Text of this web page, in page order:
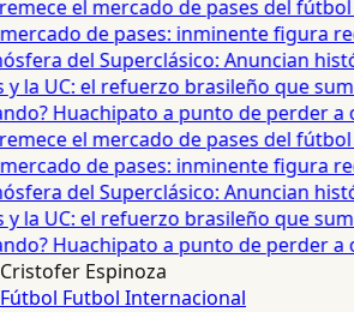
el mercado de pases del fútbol
de pases: inminente figura
del Superclásico: Anuncian
UC: el refuerzo brasileño que sumó
Huachipato a punto de perder a
el mercado de pases del fútbol
de pases: inminente figura
del Superclásico: Anuncian
UC: el refuerzo brasileño que sumó
Huachipato a punto de perder a
Cristofer Espinoza
Fútbol Futbol Internacional